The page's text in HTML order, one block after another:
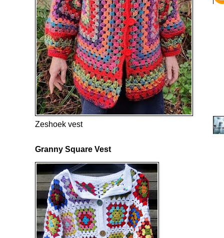
Zeshoek vest
Granny Square Vest